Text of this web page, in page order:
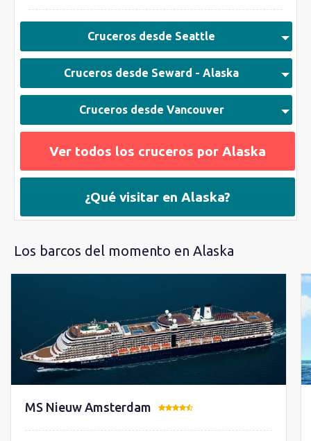
Parque Nacional yReserva de Glacier Bay, así como una
y conoce este destino turístico inimitable.
Cruceros desde Seattle
Cruceros desde Seward - Alaska
Cruceros desde Vancouver
Ver todos los cruceros por Alaska
¿Qué visitar en Alaska?
Los barcos del momento en Alaska
MS Nieuw Amsterdam